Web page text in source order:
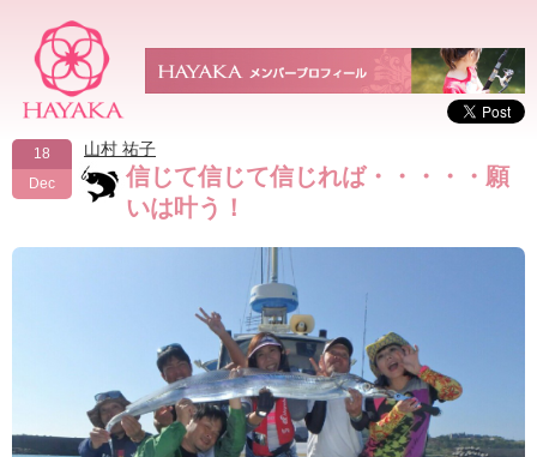
18
Dec
山村 祐子
信じて信じて信じれば・・・・・願
いは叶う！